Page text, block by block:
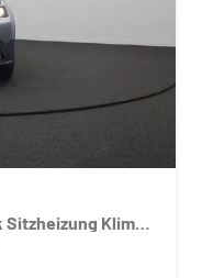
Pure 1.5 Hybrid 116PS Automatik Sitzheizung Klimaautomatik Rückf.Kamera AbstandsTempomat Nebelscheinw. Multifunktionslenkrad Bluetooth Touchscreen Apple CarPlay + Android Auto 2xKeyless